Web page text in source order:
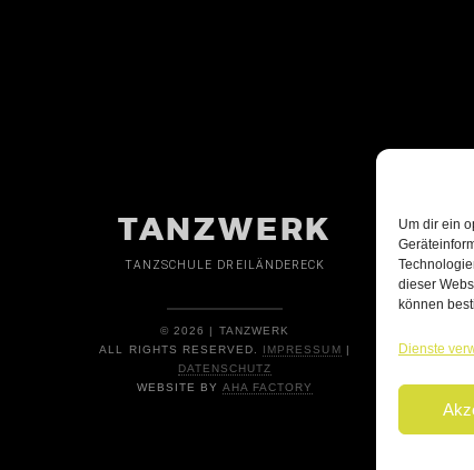
Um dir ein
dieser
können
Dienste
TANZWERK
TANZSCHULE DREILÄNDERECK
© 2026 | TANZWERK
ALL RIGHTS RESERVED. IMPRESSUM |
DATENSCHUTZ
WEBSITE BY AHA FACTORY